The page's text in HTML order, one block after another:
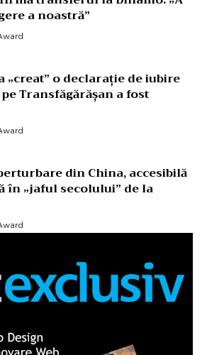
a noastră”
„creat” o declarație de iubire
Transfăgărășan a fost
din China, accesibilă
în „jaful secolului” de la